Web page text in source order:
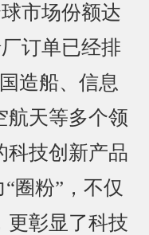
市场份额达
订单已经排
造船、信息
航天等多个领
科技创新产品
圈粉”，不仅
更彰显了科技